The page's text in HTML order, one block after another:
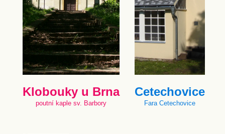
Klobouky u Brna
poutní kaple sv. Barbory
Cetechovice
Fara Cetechovice